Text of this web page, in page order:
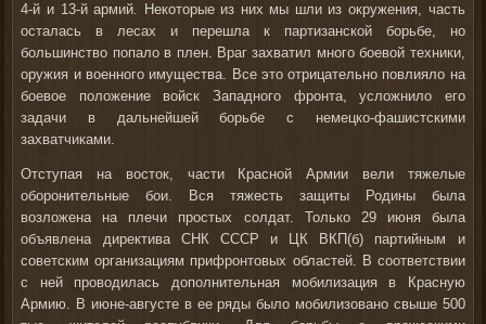
4-й и 13-й армий. Некоторые из них мы шли из окружения, часть
осталась в лесах и перешла к партизанской борьбе, но
большинство попало в плен. Враг захватил много боевой техники,
оружия и военного имущества. Все это отрицательно повлияло на
боевое положение войск Западного фронта, усложнило его
задачи в дальнейшей борьбе с немецко-фашистскими
захватчиками.
Отступая на восток, части Красной Армии вели тяжелые
оборонительные бои. Вся тяжесть защиты Родины была
возложена на плечи простых солдат. Только 29 июня была
объявлена директива СНК СССР и ЦК ВКП(б) партийным и
советским организациям прифронтовых областей. В соответствии
с ней проводилась дополнительная мобилизация в Красную
Армию. В июне-августе в ее ряды было мобилизовано свыше 500